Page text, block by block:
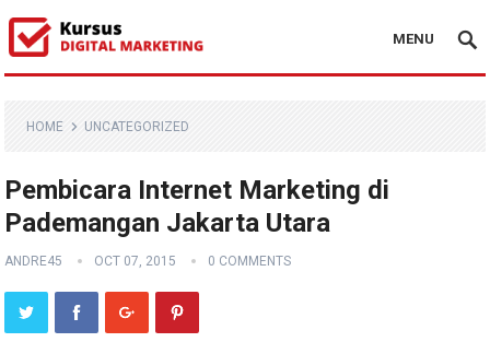
MENU
HOME UNCATEGORIZED
Pembicara Internet Marketing di
Pademangan Jakarta Utara
ANDRE45 OCT 07, 2015 0 COMMENTS